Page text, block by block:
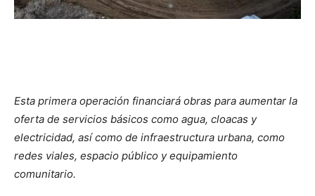
Esta primera operación financiará obras para aumentar la
oferta de servicios básicos como agua, cloacas y
electricidad, así como de infraestructura urbana, como
redes viales, espacio público y equipamiento
comunitario.